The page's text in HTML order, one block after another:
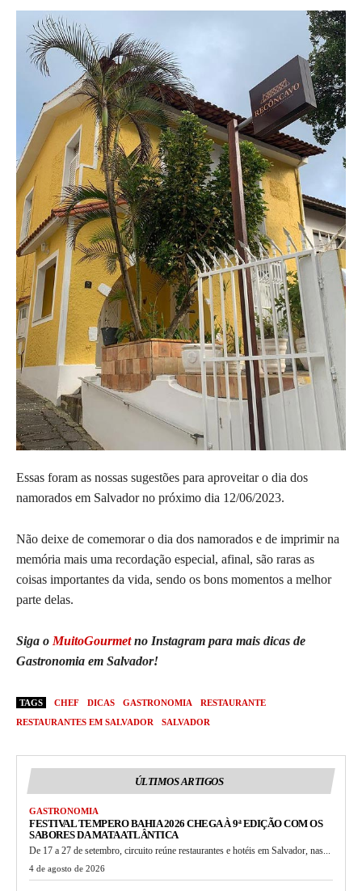
Essas foram as nossas sugestões para aproveitar o dia dos
namorados em Salvador no próximo dia 12/06/2023.
Não deixe de comemorar o dia dos namorados e de imprimir na
memória mais uma recordação especial, afinal, são raras as
coisas importantes da vida, sendo os bons momentos a melhor
parte delas.
Siga o MuitoGourmetno Instagram para mais dicas de
Gastronomia em Salvador!
TAGS CHEF DICAS GASTRONOMIA
RESTAURANTE
RESTAURANTES EM SALVADOR
SALVADOR
ÚLTIMOS ARTIGOS
GASTRONOMIA
FESTIVAL TEMPERO BAHIA 2026 CHEGA À 9ª EDIÇÃO COM OS
SABORES DA MATA ATLÂNTICA
De 17 a 27 de setembro, circuito reúne restaurantes e hotéis em Salvador, nas...
4 de agosto de 2026